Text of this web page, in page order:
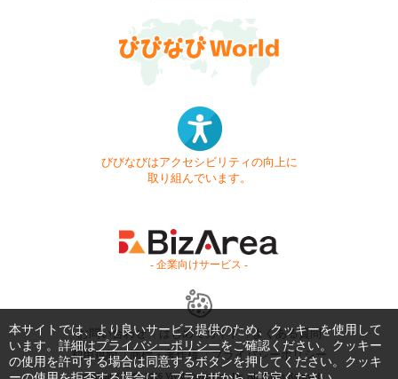
びびなびはアクセシビリティの向上に
取り組んでいます。
- 企業向けサービス -
お問い合わせ はじめてガイド
よくある質問
利用規約
商標・著作権 プライバシーポリシー
Copyright © 1999-2026 Vivid Navigation, Inc. All Rights Reserved.
本サイトでは、より良いサービス提供のため、クッキーを使用して
います。詳細はプライバシーポリシーをご確認ください。クッキー
の使用を許可する場合は同意するボタンを押してください。クッキ